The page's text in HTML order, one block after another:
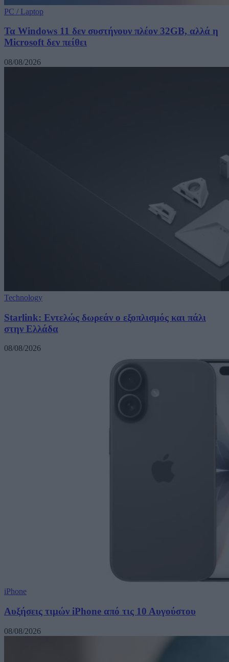
PC / Laptop
Τα Windows 11 δεν συστήνουν πλέον 32GB, αλλά η
Microsoft δεν πείθει
08/08/2026
Technology
Starlink: Εντελώς δωρεάν ο εξοπλισμός και πάλι
στην Ελλάδα
08/08/2026
iPhone
Αυξήσεις τιμών iPhone από τις 10 Αυγούστου
08/08/2026